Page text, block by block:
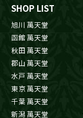
SHOP LIST
旭川 萬天堂
函館 萬天堂
秋田 萬天堂
郡山 萬天堂
水戸 萬天堂
東京 萬天堂
千葉 萬天堂
新潟 萬天堂